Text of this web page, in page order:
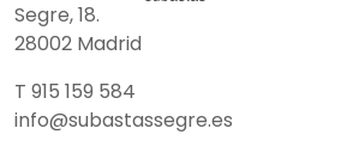
Segre, 18.
28002 Madrid
T 915 159 584
info@subastassegre.es